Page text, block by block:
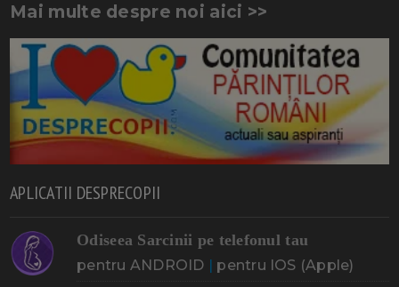
Mai multe despre noi aici >>
APLICATII DESPRECOPII
Odiseea Sarcinii pe telefonul tau
pentru ANDROID | pentru IOS (Apple)